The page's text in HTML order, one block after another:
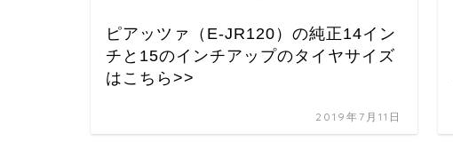
ピアッツァ（E-JR120）の純正14イン
チと15のインチアップのタイヤサイズ
はこちら>>
2019年7月11日